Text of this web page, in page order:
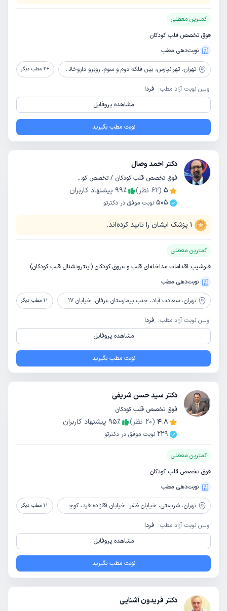
کمترین معطلی
فوق تخصص قلب کودکان
نوبت‌دهی مطب
تهران،تهرانپارس، بین فلکه دوم و سوم، روبرو داروخانه مینا، نبش کوچه 188 غربی (ریحان چی)، ساختمان امید، طبقه 3، طبقه 10 +
2 مطب دیگر
اولین نوبت آزاد مطب: فردا
مشاهده پروفایل
نوبت مطب بگیرید
دکتر احمد وصال
فوق تخصص قلب کودکان / تخصص کودکان و اطفال
5
(
62 نظر) 99٪
پیشنهاد کاربران
505 نوبت موفق در دکترتو
1 پزشک ایشان را تایید کرده‌اند.
کمترین معطلی
فلوشیپ اقدامات مداخله‌ای قلب و عروق کودکان (اینترونشنال قلب کودکان)
نوبت‌دهی مطب
تهران، سعادت آباد، جنب بیمارستان عرفان، خیابان 17 ام، برج تجاری عرفان، طبقه 7، واحد 704 +
1 مطب دیگر
اولین نوبت آزاد مطب: فردا
مشاهده پروفایل
نوبت مطب بگیرید
دکتر سید حسن شریفی
فوق تخصص قلب کودکان
4.8
(
20 نظر) 95٪
پیشنهاد کاربران
229 نوبت موفق در دکترتو
کمترین معطلی
فوق تخصص قلب کودکان
نوبت‌دهی مطب
تهران، شریعتی، خیابان ظفر، خیابان آقازاده فرد، کوچه 15، ساختمان موژان، پلاک 24، طبقه 2، واحد 3 +
1 مطب دیگر
اولین نوبت آزاد مطب: فردا
مشاهده پروفایل
نوبت مطب بگیرید
دکتر فریدون آشنایی